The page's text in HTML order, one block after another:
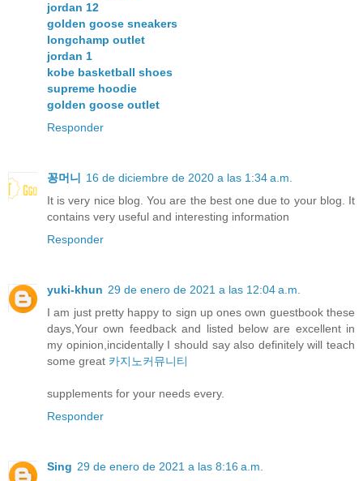
jordan 12
golden goose sneakers
longchamp outlet
jordan 1
kobe basketball shoes
supreme hoodie
golden goose outlet
Responder
꽁머니
16 de diciembre de 2020 a las 1:34 a.m.
It is very nice blog. You are the best one due to your blog. It
contains very useful and interesting information
Responder
yuki-khun 29 de enero de 2021 a las 12:04 a.m.
I am just pretty happy to sign up ones own guestbook these
days,Your own feedback and listed below are excellent in
my opinion,incidentally I should say also definitely will teach
some great 카지노커뮤니티
supplements for your needs every.
Responder
Sing 29 de enero de 2021 a las 8:16 a.m.